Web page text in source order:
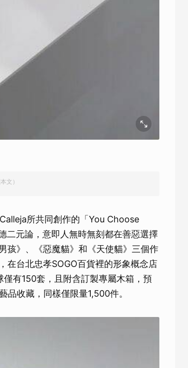
文）
所共同創作的「You Choose
二元論，意即人無時無刻都在善惡選擇
孩》、《惡魔貓》和《天使貓》三個作
在台北忠孝SOGO百貨裡的形象概念店
有150套，且附含訂製專屬木箱，預
品收藏，同樣僅限量1,500件。